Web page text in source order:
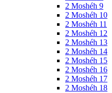
2 Moshéh 9
2 Moshéh 10
2 Moshéh 11
2 Moshéh 12
2 Moshéh 13
2 Moshéh 14
2 Moshéh 15
2 Moshéh 16
2 Moshéh 17
2 Moshéh 18